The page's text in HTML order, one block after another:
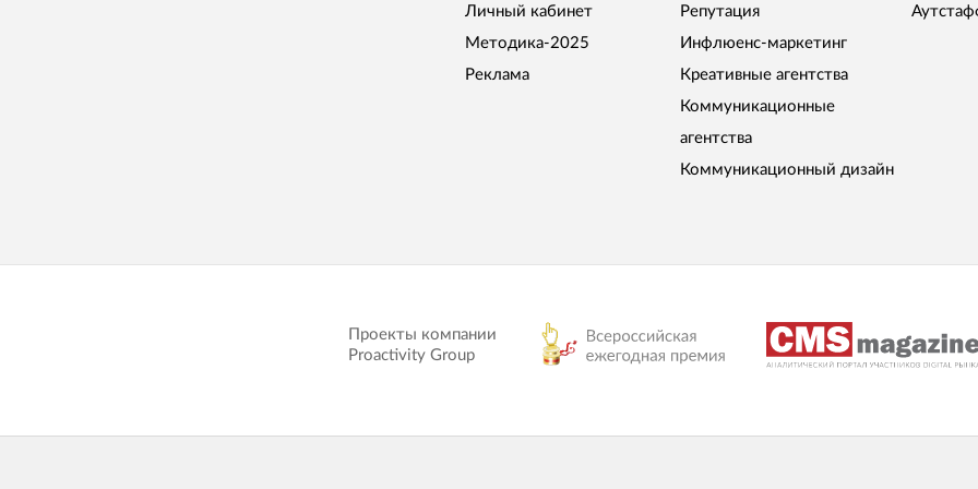
Личный кабинет
Методика-2025
Реклама
Репутация
Инфлюенс-маркетинг
Креативные агентства
Коммуникационные
агентства
Коммуникационный дизайн
Проекты компании
Proactivity Group